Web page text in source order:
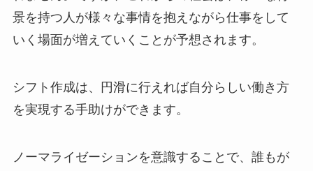
景を持つ人が様々な事情を抱えながら仕事をして
いく場面が増えていくことが予想されます。
シフト作成は、円滑に行えれば自分らしい働き方
を実現する手助けができます。
ノーマライゼーションを意識することで、誰もが